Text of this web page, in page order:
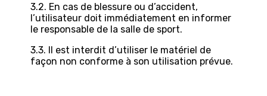
3.2. En cas de blessure ou d’accident,
l’utilisateur doit immédiatement en informer
le responsable de la salle de sport.
3.3. Il est interdit d’utiliser le matériel de
façon non conforme à son utilisation prévue.